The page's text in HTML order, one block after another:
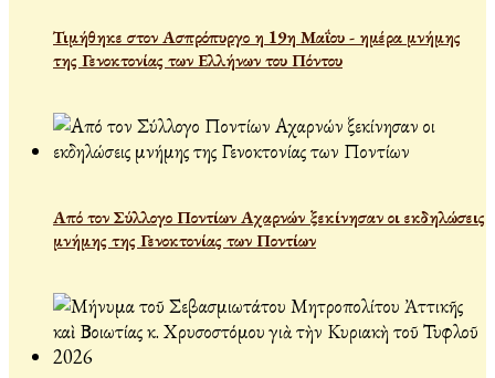
Τιμήθηκε στον Ασπρόπυργο η 19η Μαΐου - ημέρα μνήμης
της Γενοκτονίας των Ελλήνων του Πόντου
Από τον Σύλλογο Ποντίων Αχαρνών ξεκίνησαν οι εκδηλώσεις
μνήμης της Γενοκτονίας των Ποντίων